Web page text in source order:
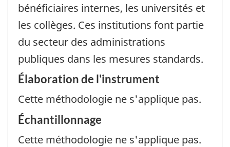
bénéficiaires internes, les universités et
les collèges. Ces institutions font partie
du secteur des administrations
publiques dans les mesures standards.
Élaboration de l'instrument
Cette méthodologie ne s'applique pas.
Échantillonnage
Cette méthodologie ne s'applique pas.